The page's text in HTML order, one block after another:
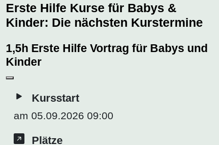
Erste Hilfe Kurse für Babys &
Kinder: Die nächsten Kurstermine
1,5h Erste Hilfe Vortrag für Babys und
Kinder
Kursstart
am 05.09.2026 09:00
Plätze